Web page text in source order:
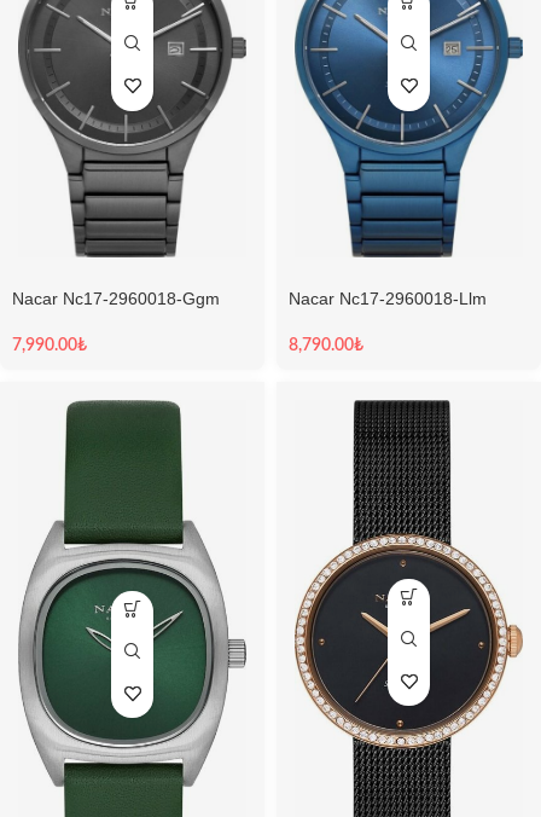
Nacar Nc17-2960018-Ggm
7,990.00₺
Nacar Nc17-2960018-Llm
8,790.00₺